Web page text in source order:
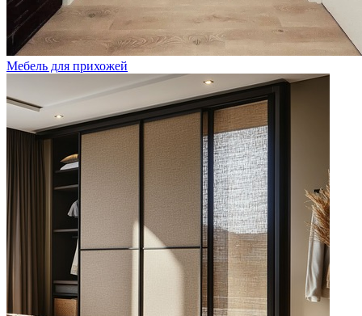
Мебель для прихожей